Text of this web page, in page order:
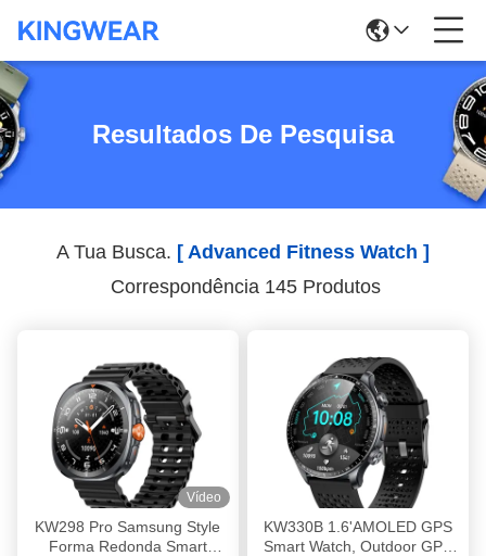
Resultados De Pesquisa
A Tua Busca. [ Advanced Fitness Watch ]
Correspondência 145 Produtos
Vídeo
KW298 Pro Samsung Style
Forma Redonda Smart
KW330B 1.6'AMOLED GPS
Smart Watch, Outdoor GPS